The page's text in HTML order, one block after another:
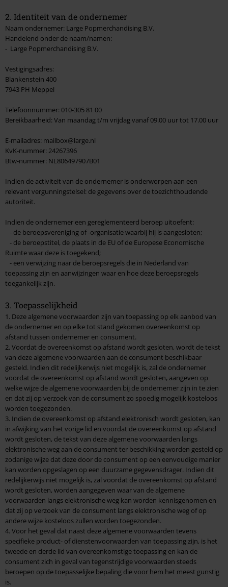
5. Maximale hoeveelheid
Terug naar boven
2. Identiteit van de ondernemer
Naam ondernemer: Large Popmerchandising B.V.
Handelend onder de naam/namen:
- Large Popmerchandising B.V.
Vestigingsadres:
Blankenstein 400
7943 PH Meppel
Telefoonnummer: 010-305 81 00
Bereikbaarheid: Van maandag t/m vrijdag vanaf 09.00 uur tot 17.00 uur
E-mailadres: mailbox@large.nl
KvK-nummer: 24267396
Btw-nummer: NL806497907B01
Indien de activiteit van de ondernemer is onderworpen aan een
relevant vergunningstelsel: de gegevens over de toezichthoudende
autoriteit.
Indien de ondernemer een gereglementeerd beroep uitoefent:
- de beroepsvereniging of -organisatie waarbij hij is aangesloten;
- de beroepstitel, de plaats in de EU of de Europese Economische
Ruimte waar deze is toegekend;
- een verwijzing naar de beroepsregels die in Nederland van
toepassing zijn en aanwijzingen waar en hoe deze beroepsregels
toegankelijk zijn.
3. Toepasselijkheid
1. Deze algemene voorwaarden zijn van toepassing op elk aanbod van
de ondernemer en op elke tot stand gekomen overeenkomst op
afstand tussen ondernemer en consument.
2. Voordat de overeenkomst op afstand wordt gesloten, wordt de tekst
van deze algemene voorwaarden aan de consument beschikbaar
gesteld. Indien dit redelijkerwijs niet mogelijk is, zal de ondernemer
voordat de overeenkomst op afstand wordt gesloten, aangeven op
welke wijze de algemene voorwaarden bij de ondernemer zijn in te zien
en dat zij op verzoek van de consument zo spoedig mogelijk kosteloos
worden toegezonden.
3. Indien de overeenkomst op afstand elektronisch wordt gesloten, kan
in afwijking van het vorige lid en voordat de overeenkomst op afstand
wordt gesloten, de tekst van deze algemene voorwaarden langs
elektronische weg aan de consument ter beschikking worden gesteld op
zodanige wijze dat deze door de consument op een eenvoudige manier
kan worden opgeslagen op een duurzame gegevensdrager. Indien dit
redelijkerwijs niet mogelijk is, zal voordat de overeenkomst op afstand
wordt gesloten, worden aangegeven waar van de algemene
voorwaarden langs elektronische weg kan worden kennisgenomen en
dat zij op verzoek van de consument langs elektronische weg of op
andere wijze kosteloos zullen worden toegezonden.
4. Voor het geval dat naast deze algemene voorwaarden tevens
specifieke product- of dienstenvoorwaarden van toepassing zijn, is het
tweede en derde lid van overeenkomstige toepassing en kan de
consument zich in geval van tegenstrijdige voorwaarden steeds
beroepen op de toepasselijke bepaling die voor hem het meest gunstig
is.